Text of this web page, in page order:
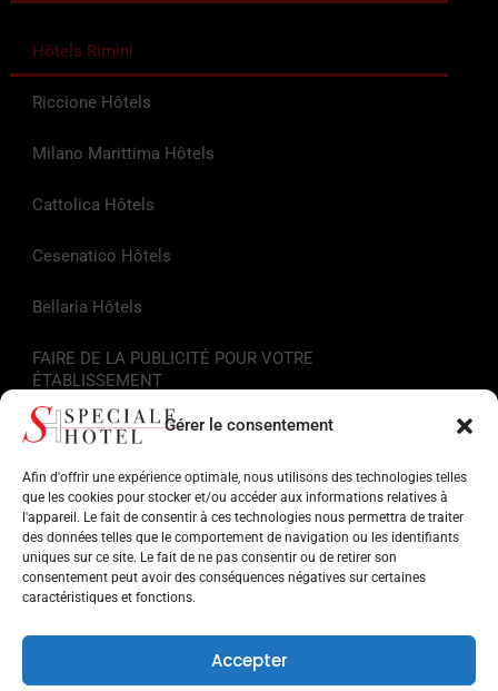
Gérer le consentement
Afin d'offrir une expérience optimale, nous utilisons des technologies telles
que les cookies pour stocker et/ou accéder aux informations relatives à
l'appareil. Le fait de consentir à ces technologies nous permettra de traiter
des données telles que le comportement de navigation ou les identifiants
uniques sur ce site. Le fait de ne pas consentir ou de retirer son
consentement peut avoir des conséquences négatives sur certaines
caractéristiques et fonctions.
Accepter
Hôtels Rimini
Riccione Hôtels
Milano Marittima Hôtels
Cattolica Hôtels
Cesenatico Hôtels
Bellaria Hôtels
FAIRE DE LA PUBLICITÉ POUR VOTRE
ÉTABLISSEMENT
Liens utiles
Informations touristiques
Hôtels sur la Riviera Romagnola
Points d'intérêt en Romagne